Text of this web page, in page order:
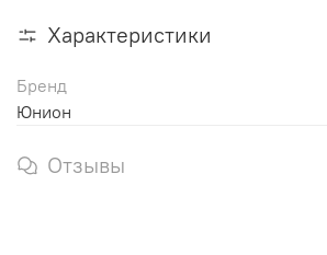
Характеристики
Бренд
Юнион
Отзывы